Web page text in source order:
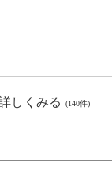
しくみる (140件)